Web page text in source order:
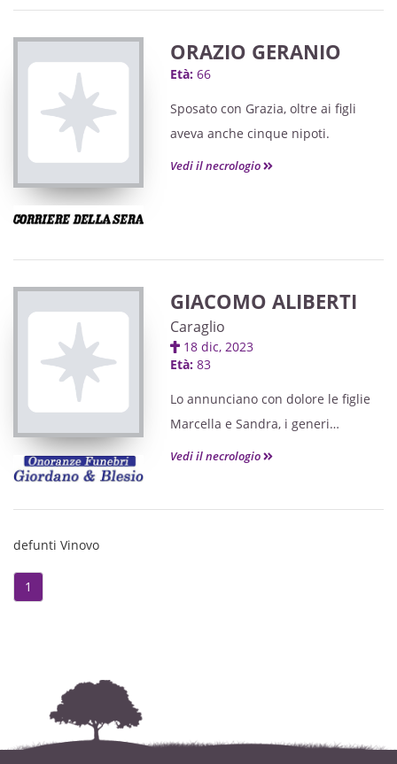
ORAZIO GERANIO
Età: 66
Sposato con Grazia, oltre ai figli
aveva anche cinque nipoti.
Vedi il necrologio
GIACOMO ALIBERTI
Caraglio
18 dic, 2023
Età: 83
Lo annunciano con dolore le figlie
Marcella e Sandra, i generi
Marcello e Davide, i nipoti Alessia,
Vedi il necrologio
defunti Vinovo
1